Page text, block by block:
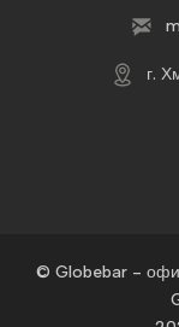
г.
© Globebar -